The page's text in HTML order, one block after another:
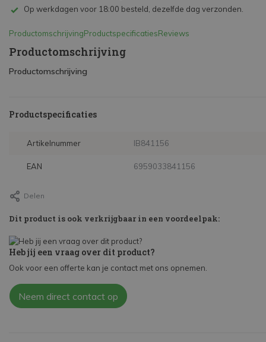
Op werkdagen voor 18:00 besteld, dezelfde dag verzonden.
ProductomschrijvingProductspecificatiesReviews
Productomschrijving
Productomschrijving
Productspecificaties
Artikelnummer IB841156
EAN 6959033841156
Delen
Dit product is ook verkrijgbaar in een voordeelpak:
Heb jij een vraag over dit product?
Ook voor een offerte kan je contact met ons opnemen.
Neem direct contact op